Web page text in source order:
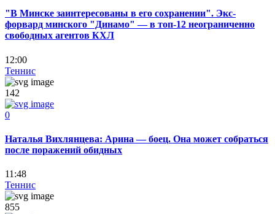
"В Минске заинтересованы в его сохранении". Экс-
форвард минского "Динамо" — в топ-12 неограниченно
свободных агентов КХЛ
12:00
Теннис
142
0
Наталья Вихлянцева: Арина — боец. Она может собраться
после поражений обидных
11:48
Теннис
855